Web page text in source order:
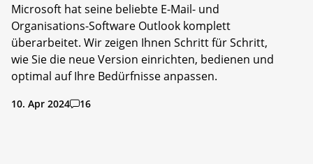
Microsoft hat seine beliebte E-Mail- und
Organisations-Software Outlook komplett
überarbeitet. Wir zeigen Ihnen Schritt für Schritt,
wie Sie die neue Version einrichten, bedienen und
optimal auf Ihre Bedürfnisse anpassen.
10. Apr 2024 16